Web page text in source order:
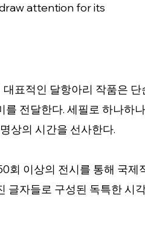
attention for its
표적인 달항아리 작품은 단
를 전달한다. 세필로 하나하
상의 시간을 선사한다.
회 이상의 전시를 통해 국제
글자들로 구성된 독특한 시